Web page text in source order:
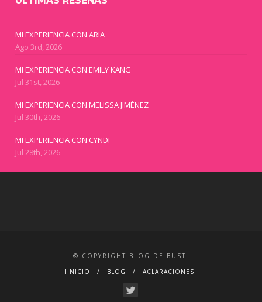
MI EXPERIENCIA CON ARIA
Ago 3rd, 2026
MI EXPERIENCIA CON EMILY KANG
Jul 31st, 2026
MI EXPERIENCIA CON MELISSA JIMÉNEZ
Jul 30th, 2026
MI EXPERIENCIA CON CYNDI
Jul 28th, 2026
© COPYRIGHT BLOG DE BUSTI
IINICIO
BLOG ACLARACIONES